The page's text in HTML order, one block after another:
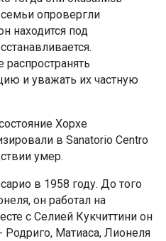
опровергли
находится под
и уважать их частную
Хорхе
в Sanatorio Centro
умер.
в 1958 году. До того
он работал на
с Селией Кукчиттини он
Родриго, Матиаса, Лионеля